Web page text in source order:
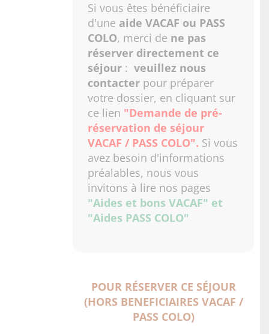
Si vous êtes bénéficiaire
d'une aide VACAF ou PASS
COLO, merci de ne pas
réserver directement ce
séjour :veuillez nous
contacter pour préparer
votre dossier, en cliquant sur
ce lien "Demande de pré-
réservation de séjour
VACAF / PASS COLO". Si vous
avez besoin d'informations
préalables, nous vous
invitons à lire nos pages
"Aides et bons VACAF" et
"Aides PASS COLO"
POUR RÉSERVER CE SÉJOUR
(HORS BENEFICIAIRES VACAF /
PASS COLO)